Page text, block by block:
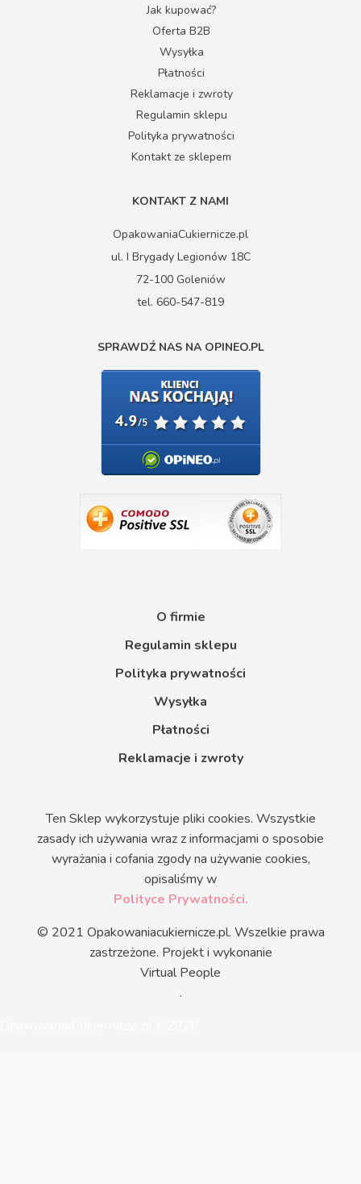
Jak kupować?
Oferta B2B
Wysyłka
Płatności
Reklamacje i zwroty
Regulamin sklepu
Polityka prywatności
Kontakt ze sklepem
KONTAKT Z NAMI
OpakowaniaCukiernicze.pl
ul. I Brygady Legionów 18C
72-100 Goleniów
tel. 660-547-819
SPRAWDŹ NAS NA OPINEO.PL
O firmie
Regulamin sklepu
Polityka prywatności
Wysyłka
Płatności
Reklamacje i zwroty
Ten Sklep wykorzystuje pliki cookies. Wszystkie
zasady ich używania wraz z informacjami o sposobie
wyrażania i cofania zgody na używanie cookies,
opisaliśmy w
Polityce Prywatności.
© 2021 Opakowaniacukiernicze.pl. Wszelkie prawa
zastrzeżone. Projekt i wykonanie
Virtual People
.